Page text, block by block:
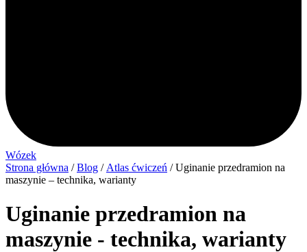
Wózek
Strona główna /Blog / Atlas ćwiczeń / Uginanie przedramion na
maszynie – technika, warianty
Uginanie przedramion na
maszynie - technika, warianty